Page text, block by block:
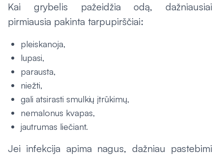
Kai grybelis pažeidžia odą, dažniausiai
pirmiausia pakinta tarpupirščiai:
pleiskanoja,
lupasi,
parausta,
niežti,
gali atsirasti smulkių įtrūkimų,
nemalonus kvapas,
jautrumas liečiant.
Jei infekcija apima nagus, dažniau pastebimi